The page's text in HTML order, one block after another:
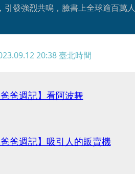
引發強烈共鳴，臉書上全球逾百萬
20:38臺北時間
爸爸週記】看阿波舞
爸爸週記】吸引人的販賣機